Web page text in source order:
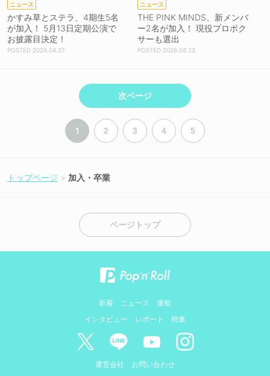
ニュース
かすみ草とステラ、4期生5名
が加入！ 5月13日定期公演で
お披露目決定！
2026.04.27
ニュース
THE PINK MINDS、新メンバ
ー2名が加入！ 現役プロボク
サーも選出
2026.04.22
次ページ
1 2 3 4 5
トップページ 加入・卒業
ページトップ
新着 ニュース
連載
インタビュー
レポート 特集
運営会社 お問い合わせ